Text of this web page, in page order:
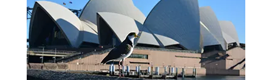
trình
phát
triển
của
Trung